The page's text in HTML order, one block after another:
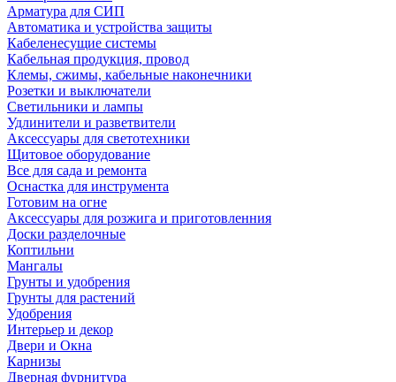
Арматура для СИП
Автоматика и устройства защиты
Кабеленесущие системы
Кабельная продукция, провод
Клемы, сжимы, кабельные наконечники
Розетки и выключатели
Светильники и лампы
Удлинители и разветвители
Аксессуары для светотехники
Щитовое оборудование
Все для сада и ремонта
Оснастка для инструмента
Готовим на огне
Аксессуары для розжига и приготовленния
Доски разделочные
Коптильни
Мангалы
Грунты и удобрения
Грунты для растений
Удобрения
Интерьер и декор
Двери и Окна
Карнизы
Дверная фурнитура